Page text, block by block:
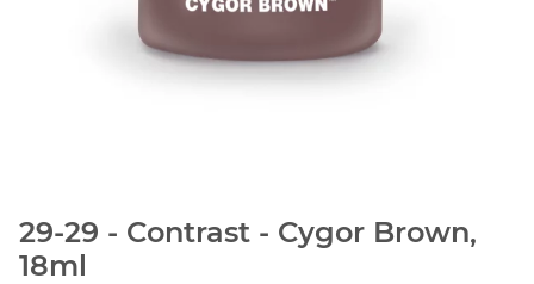
29-29 - Contrast - Cygor Brown,
18ml